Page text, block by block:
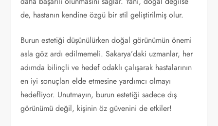
de, hastanın kendine özgü bir stil geliştirilmiş olur.
Burun estetiği düşünülürken doğal görünümün önemi
asla göz ardı edilmemeli. Sakarya’daki uzmanlar, her
adımda bilinçli ve hedef odaklı çalışarak hastalarının
en iyi sonuçları elde etmesine yardımcı olmayı
hedefliyor. Unutmayın, burun estetiği sadece dış
görünümü değil, kişinin öz güvenini de etkiler!